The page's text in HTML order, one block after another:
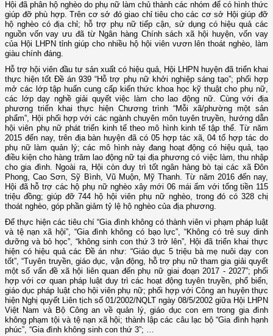
Hội đã phân hộ nghèo do phụ nữ làm chủ thành các nhóm để có hình thức
giúp đỡ phù hợp. Trên cơ sở đó giao chỉ tiêu cho các cơ sở Hội giúp đỡ
hộ nghèo có địa chỉ; hỗ trợ phụ nữ tiếp cận, sử dụng có hiệu quả các
nguồn vốn vay ưu đã từ Ngân hàng Chính sách xã hội huyện, vốn vay
của Hội LHPN tỉnh giúp cho nhiều hộ hội viên vươn lên thoát nghèo, làm
giàu chính đáng.
Hỗ trợ hội viên đầu tư sản xuất có hiệu quả, Hội LHPN huyện đã triển khai
thực hiện tốt Đề án 939 “Hỗ trợ phụ nữ khởi nghiệp sáng tạo”; phối hợp
mở các lớp tập huấn cung cấp kiến thức khoa học kỹ thuật cho phụ nữ,
các lớp dạy nghề giải quyết việc làm cho lao động nữ. Cùng với địa
phương triển khai thực hiện Chương trình “Mỗi xã/phường một sản
phẩm”, Hội phối hợp với các ngành chuyên môn tuyên truyền, hướng dẫn
hội viên phụ nữ phát triển kinh tế theo mô hình kinh tế tập thể. Từ năm
2015 đến nay, trên địa bàn huyện đã có 05 hợp tác xã, 04 tổ hợp tác do
phụ nữ làm quản lý; các mô hình này đang hoạt động có hiệu quả, tạo
điều kiện cho hàng trăm lao động nữ tại địa phương có việc làm, thu nhập
cho gia đình. Ngoài ra, Hội còn duy trì tốt ngân hàng bò tại các xã Đôn
Phong, Cao Sơn, Sỹ Bình, Vũ Muộn, Mỹ Thanh. Từ năm 2016 đến nay,
Hội đã hỗ trợ các hộ phụ nữ nghèo xây mới 06 mái ấm với tổng tiền 115
triệu đồng; giúp đỡ 744 hộ hội viên phụ nữ nghèo, trong đó có 328 chị
thoát nghèo, góp phần giảm tỷ lệ hộ nghèo của địa phương.
Để thực hiện các tiêu chí “Gia đình không có thành viên vi phạm pháp luật
và tệ nạn xã hội”, “Gia đình không có bạo lực”, “Không có trẻ suy dinh
dưỡng và bỏ học”, “không sinh con thứ 3 trở lên”, Hội đã triển khai thực
hiện có hiệu quả các Đề án như: “Giáo dục 5 triệu bà mẹ nuôi dạy con
tốt”, “Tuyên truyền, giáo dục, vận động, hỗ trợ phụ nữ tham gia giải quyết
một số vấn đề xã hội liên quan đến phụ nữ giai đoạn 2017 - 2027”; phối
hợp với cơ quan pháp luật duy trì các hoạt động tuyên truyền, phổ biến,
giáo dục pháp luật cho hội viên phụ nữ; phối hợp với Công an huyện thực
hiện Nghị quyết Liên tịch số 01/2002/NQLT ngày 08/5/2002 giữa Hội LHPN
Việt Nam và Bộ Công an về quản lý, giáo dục con em trong gia đình
không phạm tội và tệ nạn xã hội; thành lập các câu lạc bộ “Gia đình hạnh
phúc”, “Gia đình không sinh con thứ 3”; …